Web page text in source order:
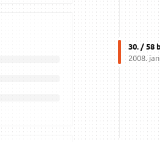
30. /58
2008.